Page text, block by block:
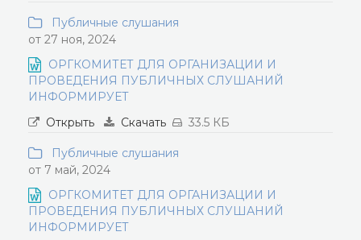
Публичные слушания
от 27 ноя, 2024
ОРГКОМИТЕТ ДЛЯ ОРГАНИЗАЦИИ И
ПРОВЕДЕНИЯ ПУБЛИЧНЫХ СЛУШАНИЙ
ИНФОРМИРУЕТ
Открыть
Скачать 33.5 КБ
Публичные слушания
от 7 май, 2024
ОРГКОМИТЕТ ДЛЯ ОРГАНИЗАЦИИ И
ПРОВЕДЕНИЯ ПУБЛИЧНЫХ СЛУШАНИЙ
ИНФОРМИРУЕТ